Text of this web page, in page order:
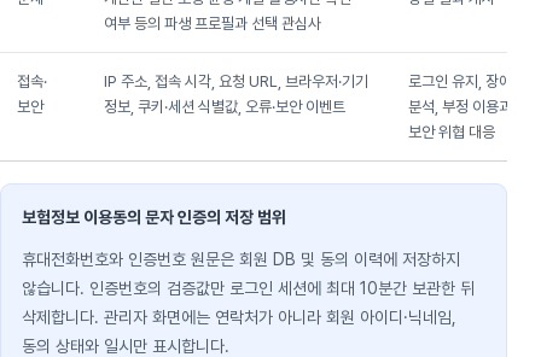
여부 등의 파생 프로필과 선택 관심사
접속·
보안
IP 주소, 접속 시각, 요청 URL, 브라우저·기기
정보, 쿠키·세션 식별값, 오류·보안 이벤트
로그인 유지, 장애
분석, 부정 이용과
보안 위협 대응
보험정보 이용동의 문자 인증의 저장 범위
휴대전화번호와 인증번호 원문은 회원 DB 및 동의 이력에 저장하지
않습니다. 인증번호의 검증값만 로그인 세션에 최대 10분간 보관한 뒤
삭제합니다. 관리자 화면에는 연락처가 아니라 회원 아이디·닉네임,
동의 상태와 일시만 표시합니다.